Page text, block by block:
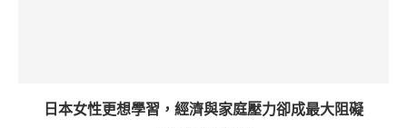
日本女性更想學習，經濟與家庭壓力卻成最大阻礙